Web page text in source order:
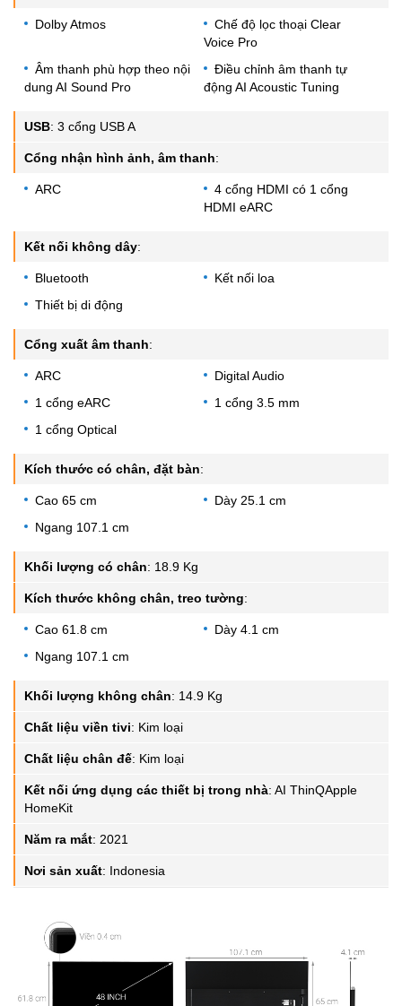
Dolby Atmos
Chế độ lọc thoại Clear
Voice Pro
Âm thanh phù hợp theo nội
dung AI Sound Pro
Điều chỉnh âm thanh tự
động AI Acoustic Tuning
USB: 3 cổng USB A
Cổng nhận hình ảnh, âm thanh:
ARC
4 cổng HDMI có 1 cổng
HDMI eARC
Kết nối không dây:
Bluetooth
Kết nối loa
Thiết bị di động
Cổng xuất âm thanh:
ARC
Digital Audio
1 cổng eARC
1 cổng 3.5 mm
1 cổng Optical
Kích thước có chân, đặt bàn:
Cao 65 cm
Dày 25.1 cm
Ngang 107.1 cm
Khối lượng có chân: 18.9 Kg
Kích thước không chân, treo tường:
Cao 61.8 cm
Dày 4.1 cm
Ngang 107.1 cm
Khối lượng không chân: 14.9 Kg
Chất liệu viền tivi: Kim loại
Chất liệu chân đế: Kim loại
Kết nối ứng dụng các thiết bị trong nhà: AI ThinQApple
HomeKit
Năm ra mắt: 2021
Nơi sản xuất: Indonesia